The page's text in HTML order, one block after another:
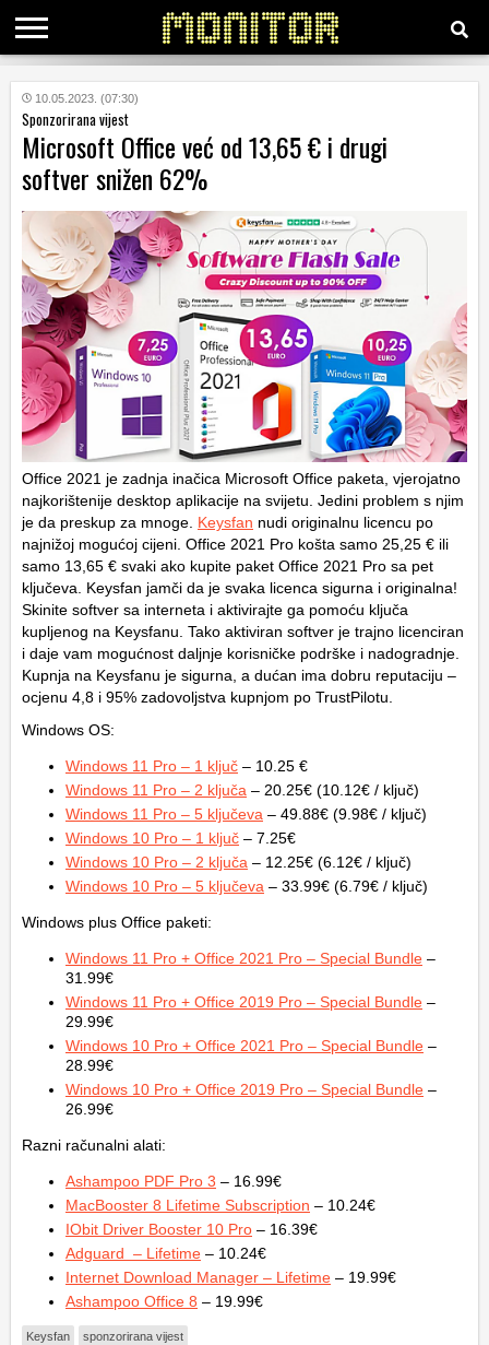
KATEGORIJE
HRVATSKI
WEB
10.05.2023. (07:30)
Sponzorirana vijest
Microsoft Office već od 13,65 € i drugi
softver snižen 62%
Office 2021 je zadnja inačica Microsoft Office paketa, vjerojatno
najkorištenije desktop aplikacije na svijetu. Jedini problem s njim
je da preskup za mnoge. Keysfan nudi originalnu licencu po
najnižoj mogućoj cijeni. Office 2021 Pro košta samo 25,25 € ili
samo 13,65 € svaki ako kupite paket Office 2021 Pro sa pet
ključeva. Keysfan jamči da je svaka licenca sigurna i originalna!
Skinite softver sa interneta i aktivirajte ga pomoću ključa
kupljenog na Keysfanu. Tako aktiviran softver je trajno licenciran
i daje vam mogućnost daljnje korisničke podrške i nadogradnje.
Kupnja na Keysfanu je sigurna, a dućan ima dobru reputaciju –
ocjenu 4,8 i 95% zadovoljstva kupnjom po TrustPilotu.
Windows OS:
Windows 11 Pro – 1 ključ – 10.25 €
Windows 11 Pro – 2 ključa – 20.25€ (10.12€ / ključ)
Windows 11 Pro – 5 ključeva – 49.88€ (9.98€ / ključ)
Windows 10 Pro – 1 ključ – 7.25€
Windows 10 Pro – 2 ključa – 12.25€ (6.12€ / ključ)
Windows 10 Pro – 5 ključeva – 33.99€ (6.79€ / ključ)
Windows plus Office paketi:
Windows 11 Pro + Office 2021 Pro – Special Bundle –
31.99€
Windows 11 Pro + Office 2019 Pro – Special Bundle –
29.99€
Windows 10 Pro + Office 2021 Pro – Special Bundle –
28.99€
Windows 10 Pro + Office 2019 Pro – Special Bundle –
26.99€
Razni računalni alati:
Ashampoo PDF Pro 3 – 16.99€
MacBooster 8 Lifetime Subscription – 10.24€
IObit Driver Booster 10 Pro – 16.39€
Adguard – Lifetime – 10.24€
Internet Download Manager – Lifetime – 19.99€
Ashampoo Office 8 – 19.99€
Keysfan sponzorirana vijest